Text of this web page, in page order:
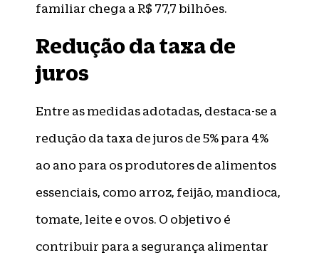
familiar chega a R$ 77,7 bilhões.
Redução da taxa de
juros
Entre as medidas adotadas, destaca-se a
redução da taxa de juros de 5% para 4%
ao ano para os produtores de alimentos
essenciais, como arroz, feijão, mandioca,
tomate, leite e ovos. O objetivo é
contribuir para a segurança alimentar